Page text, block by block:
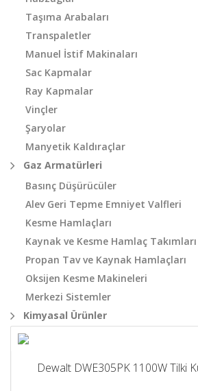
Taşıma Arabaları
Transpaletler
Manuel İstif Makinaları
Sac Kapmalar
Ray Kapmalar
Vinçler
Şaryolar
Manyetik Kaldıraçlar
Gaz Armatürleri
Basınç Düşürücüler
Alev Geri Tepme Emniyet Valfleri
Kesme Hamlaçları
Kaynak ve Kesme Hamlaç Takımları
Propan Tav ve Kaynak Hamlaçları
Oksijen Kesme Makineleri
Merkezi Sistemler
Kimyasal Ürünler
Dewalt DWE305PK 1100W Tilki